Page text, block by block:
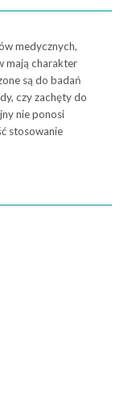
medycznych,
mają charakter
są do badań
czy zachęty do
nie ponosi
stosowanie